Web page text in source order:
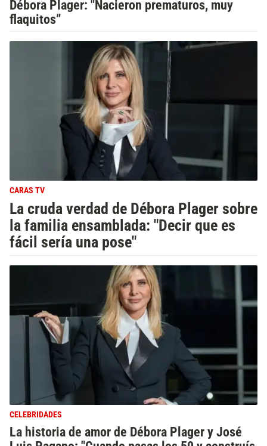
Débora Plager: "Nacieron prematuros, muy
flaquitos”
CARAS TV
La cruda verdad de Débora Plager sobre
la familia ensamblada: "Decir que es
fácil sería una pose"
CELEBRIDADES
La historia de amor de Débora Plager y José